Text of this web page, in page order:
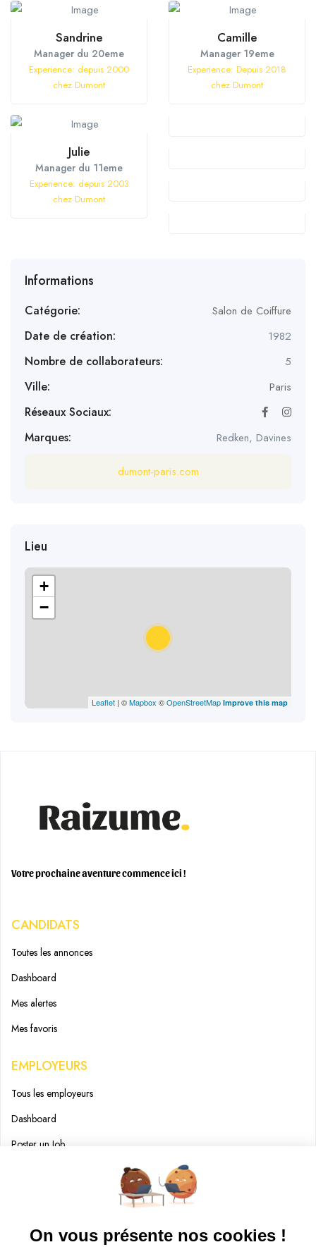
Sandrine
Manager du 20eme
Experience: depuis 2000
chez Dumont
Camille
Manager 19eme
Experience: Depuis 2018
chez Dumont
Julie
Manager du 11eme
Experience: depuis 2003
chez Dumont
Informations
Catégorie: Salon de Coiffure
Date de création: 1982
Nombre de collaborateurs: 5
Ville: Paris
Réseaux Sociaux:
Marques:
Redken, Davines
dumont-paris.com
Lieu
+
−
Leaflet | ©Mapbox ©OpenStreetMap Improve this map
Votre prochaine aventure commence ici !
CANDIDATS
Toutes les annonces
Dashboard
Mes alertes
Mes favoris
EMPLOYEURS
Tous les employeurs
Dashboard
Poster un Job